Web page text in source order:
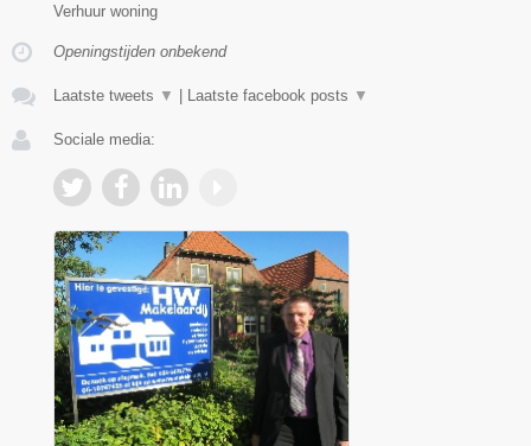
Verhuur woning
Openingstijden onbekend
Laatste tweets ▼ Laatste facebook posts ▼
Sociale media: